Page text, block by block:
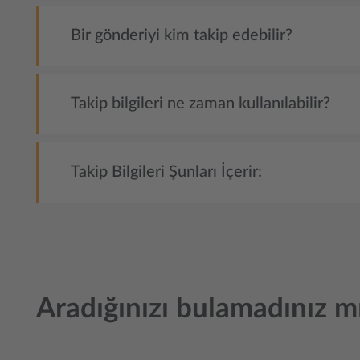
Bir gönderiyi kim takip edebilir?
Takip bilgileri ne zaman kullanılabilir?
Takip Bilgileri Şunları İçerir:
Aradığınızı bulamadınız